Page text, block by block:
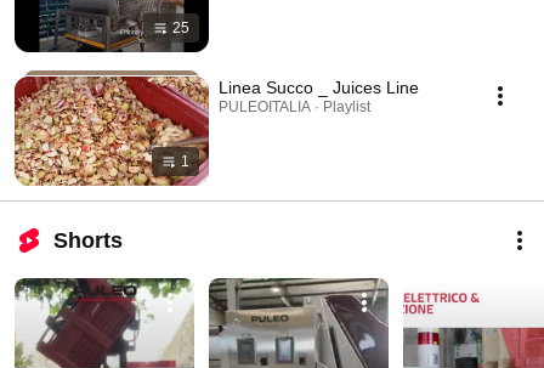
25
1
Linea Succo _ Juices Line
PULEOITALIA · Playlist
Shorts